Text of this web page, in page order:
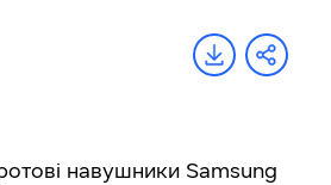
навушники Samsung